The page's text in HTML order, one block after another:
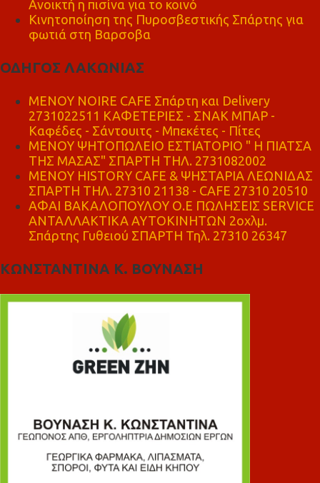
Ανοικτή η πισίνα για το κοινό
Κινητοποίηση της Πυροσβεστικής Σπάρτης για
φωτιά στη Βαρσοβα
ΟΔΗΓΟΣ ΛΑΚΩΝΙΑΣ
MENOY NOIRE CAFE Σπάρτη και Delivery
2731022511 ΚΑΦΕΤΕΡΙΕΣ - ΣΝΑΚ ΜΠΑΡ -
Καφέδες - Σάντουιτς - Μπεκέτες - Πίτες
ΜΕΝΟΥ ΨΗΤΟΠΩΛΕΙΟ ΕΣΤΙΑΤΟΡΙΟ " Η ΠΙΑΤΣΑ
ΤΗΣ ΜΑΣΑΣ" ΣΠΑΡΤΗ ΤΗΛ. 2731082002
ΜΕΝΟΥ HISTORY CAFE & ΨΗΣΤΑΡΙΑ ΛΕΩΝΙΔΑΣ
ΣΠΑΡΤΗ ΤΗΛ. 27310 21138 - CAFE 27310 20510
ΑΦΑΙ ΒΑΚΑΛΟΠΟΥΛΟΥ Ο.Ε ΠΩΛΗΣΕΙΣ SERVICE
ΑΝΤΑΛΛΑΚΤΙΚΑ ΑΥΤΟΚΙΝΗΤΩΝ 2οχλμ.
Σπάρτης Γυθειού ΣΠΑΡΤΗ Τηλ. 27310 26347
ΚΩΝΣΤΑΝΤΙΝΑ Κ. ΒΟΥΝΑΣΗ